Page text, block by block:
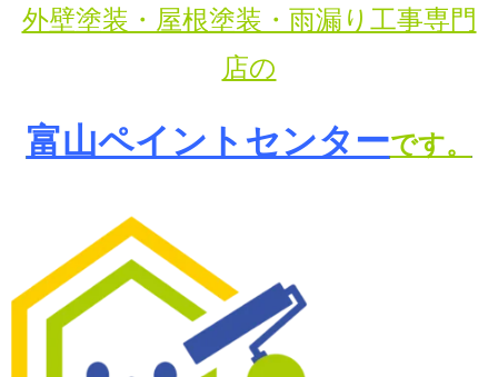
外壁塗装・屋根塗装・雨漏り工事専門
店の
富山ペイントセンターです。